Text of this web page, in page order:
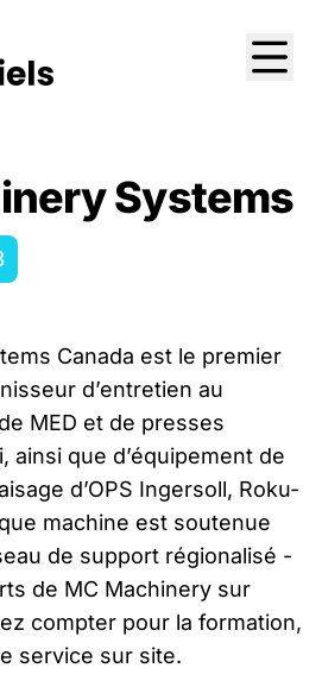
Systems
Canada est le premier
d’entretien au
MED et de presses
ainsi que d’équipement de
d’OPS Ingersoll, Roku-
machine est soutenue
de support régionalisé -
de MC Machinery sur
compter pour la formation,
service sur site.